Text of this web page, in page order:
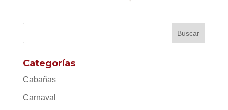
Categorías
Cabañas
Carnaval